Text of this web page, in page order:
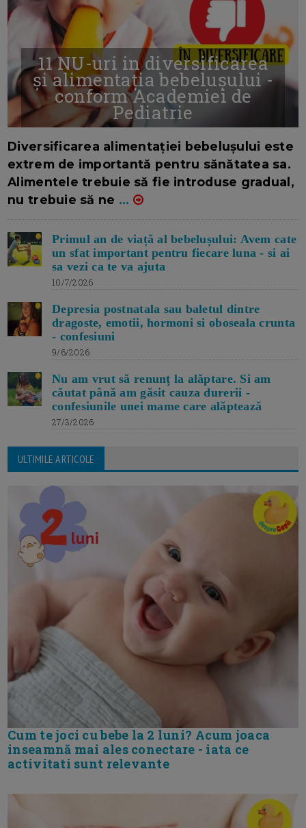
11 NU-uri in diversificarea
și alimentația bebelușului -
conform Academiei de
Pediatrie
Diversificarea alimentației bebelușului este
extrem de importantă pentru sănătatea sa.
Alimentele trebuie să fie introduse gradual,
nu trebuie să ne ...
Primul an de viață al bebelușului: Avem cate
un sfat important pentru fiecare luna - si ai
sa vezi ca te va ajuta
10/7/2026
Depresia postnatala sau baletul dintre
dragoste, emotii, hormoni si oboseala crunta
- confesiuni
9/6/2026
Nu am vrut să renunț la alăptare. Si am
căutat până am găsit cauza durerii -
confesiunile unei mame care alăptează
27/3/2026
ULTIMILE ARTICOLE
Cum te joci cu bebe la 2 luni? Acum joaca
inseamnă mai ales conectare - iata ce
activitati sunt relevante